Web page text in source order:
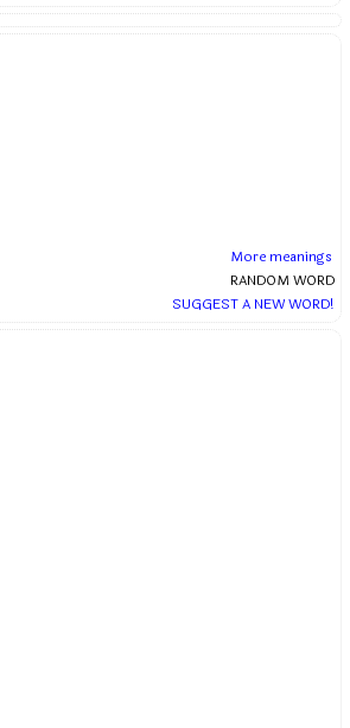
More meanings
RANDOM WORD
SUGGEST A NEW WORD!